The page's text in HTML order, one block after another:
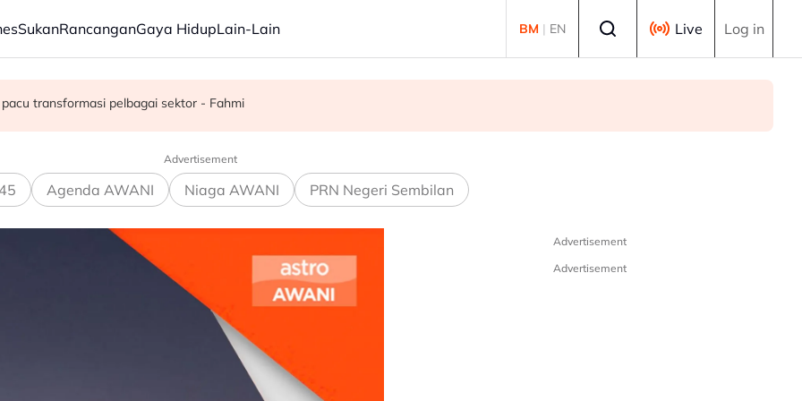
SukanRancanganGaya HidupLain-Lain BM | EN Live Log in
transformasi pelbagai sektor - Fahmi
semusim
Advertisement
Agenda AWANI Niaga AWANI PRN Negeri Sembilan
Advertisement
Advertisement